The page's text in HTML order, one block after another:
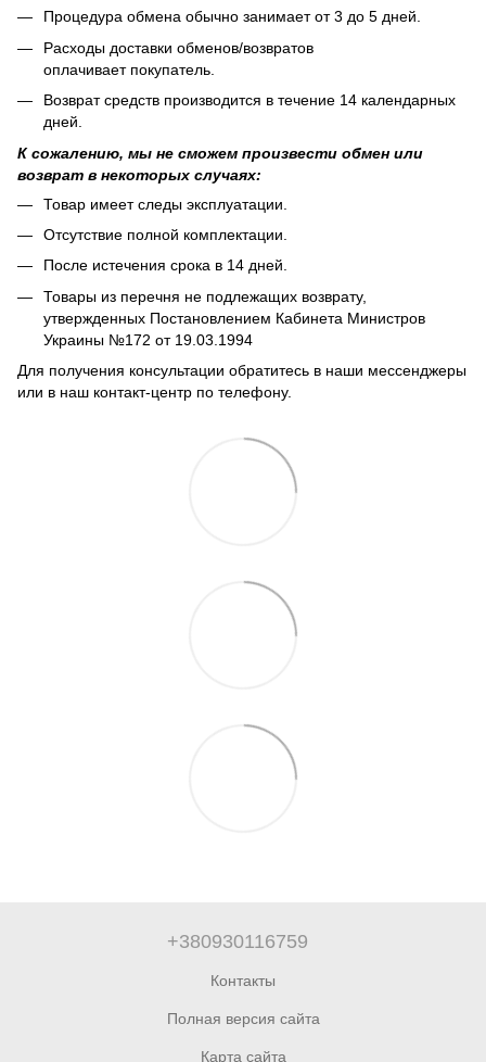
Процедура обмена обычно занимает от 3 до 5 дней.
Расходы доставки обменов/возвратов
оплачивает покупатель.
Возврат средств производится в течение 14 календарных
дней.
К сожалению, мы не сможем произвести обмен или
возврат в некоторых случаях:
Товар имеет следы эксплуатации.
Отсутствие полной комплектации.
После истечения срока в 14 дней.
Товары из перечня не подлежащих возврату,
утвержденных Постановлением Кабинета Министров
Украины №172 от 19.03.1994
Для получения консультации обратитесь в наши мессенджеры
или в наш контакт-центр по телефону.
+380930116759
Контакты
Полная версия сайта
Карта сайта